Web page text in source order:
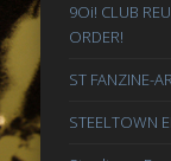
9Oi! CLUB
ORDER!
ST FANZINE-
STEELTOWN